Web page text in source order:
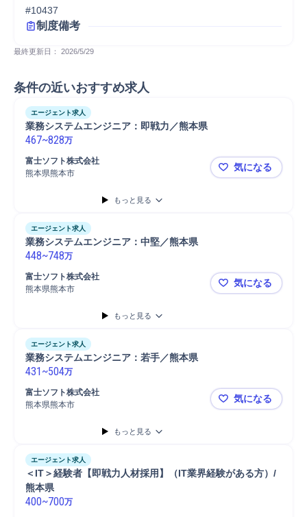
#10437
制度備考
最終更新日： 2026/5/29
条件の近いおすすめ求人
エージェント求人
業務システムエンジニア：即戦力／熊本県
467~828万
富士ソフト株式会社
熊本県熊本市
業務システ
気になる
もっと見る
エージェント求人
業務システムエンジニア：中堅／熊本県
448~748万
富士ソフト株式会社
熊本県熊本市
業務システ
気になる
もっと見る
エージェント求人
業務システムエンジニア：若手／熊本県
431 ~504万
富士ソフト株式会社
熊本県熊本市
業務システ
気になる
もっと見る
エージェント求人
＜IT＞経験者【即戦力人材採用】（IT業界経験がある方）/
熊本県
400~700万